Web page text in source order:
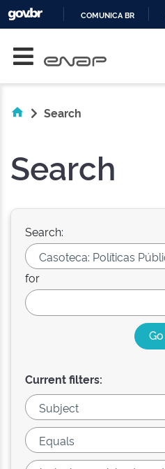
COMUNICA BR
Search
Search
Search:
for
Current filters: